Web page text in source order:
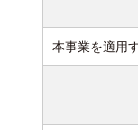
本事業を適用